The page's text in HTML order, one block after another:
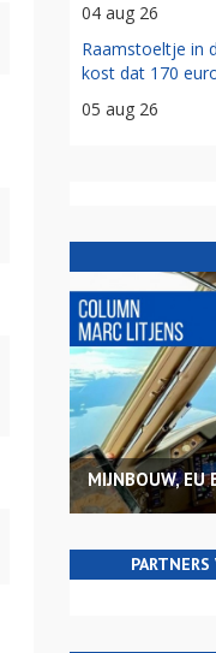
04 aug 26
Raamstoeltje in
kost dat 170
05 aug 26
MIJNBOUW, EU